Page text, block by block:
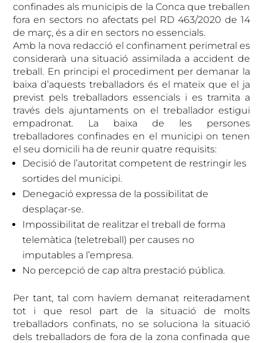
confinades als municipis de la Conca que treballen
fora en sectors no afectats pel RD 463/2020 de 14
de març, és a dir en sectors no essencials.
Amb la nova redacció el confinament perimetral es
considerarà una situació assimilada a accident de
treball. En principi el procediment per demanar la
baixa d’aquests treballadors és el mateix que el ja
previst pels treballadors essencials i es tramita a
través dels ajuntaments on el treballador estigui
empadronat. La baixa de les persones
treballadores confinades en el municipi on tenen
el seu domicili ha de reunir quatre requisits:
Decisió de l’autoritat competent de restringir les
sortides del municipi.
Denegació expressa de la possibilitat de
desplaçar-se.
Impossibilitat de realitzar el treball de forma
telemàtica (teletreball) per causes no
imputables a l’empresa.
No percepció de cap altra prestació pública.
Per tant, tal com havíem demanat reiteradament
tot i que resol part de la situació de molts
treballadors confinats, no se soluciona la situació
dels treballadors de fora de la zona confinada que